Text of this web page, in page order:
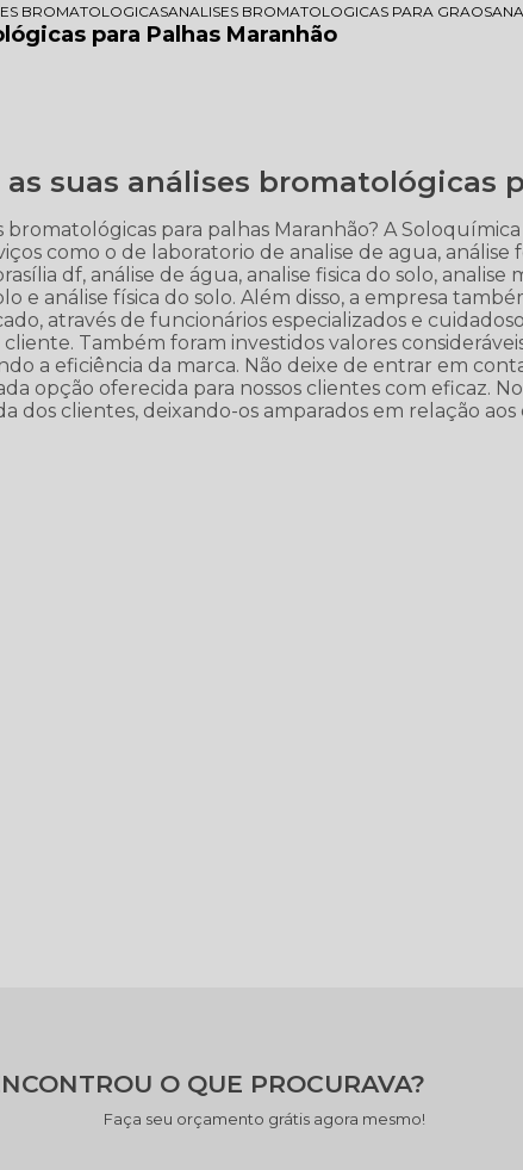
BROMATOLOGICASANALISES BROMATOLOGICAS PARA GRAOS
para Palhas Maranhão
suas análises bromatológicas
bromatológicas para palhas Maranhão? A Soloquímica
como o de laboratorio de analise de agua, análise
df, análise de água, analise fisica do solo, analise
e análise física do solo. Além disso, a empresa
através de funcionários especializados e
Também foram investidos valores
a eficiência da marca. Não deixe de entrar em
opção oferecida para nossos clientes com eficaz.
dos clientes, deixando-os amparados em relação
O QUE PROCURAVA?
Faça seu orçamento grátis agora mesmo!